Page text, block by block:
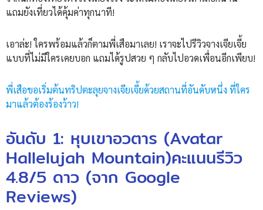
แถมยังเที่ยวได้คุ้มค่าทุกนาที!
เอาล่ะ! ใครพร้อมแล้วก็ตามพี่เสือมาเลย! เราจะไปรีวิวจางเจียเจี้ย
แบบที่ไม่มีใครเคยบอก แถมได้รูปสวย ๆ กลับไปอวดเพื่อนอีกเพียบ!
พี่เสือขอเริ่มต้นทริปตะลุยจางเจียเจี้ยด้วยสถานที่อันดับหนึ่ง ที่ใคร
มาแล้วต้องร้องว้าว!
อันดับ 1: หุบเขาอวตาร (Avatar
Hallelujah Mountain)คะแนนรีวิว
4.8/5 ดาว (จาก Google
Reviews)